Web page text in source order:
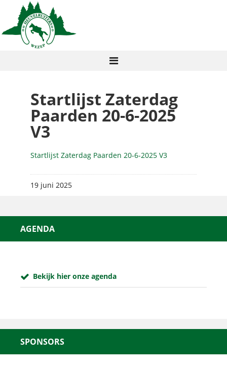
Startlijst Zaterdag
Paarden 20-6-2025
V3
Startlijst Zaterdag Paarden 20-6-2025 V3
19 juni 2025
AGENDA
Bekijk hier onze agenda
SPONSORS